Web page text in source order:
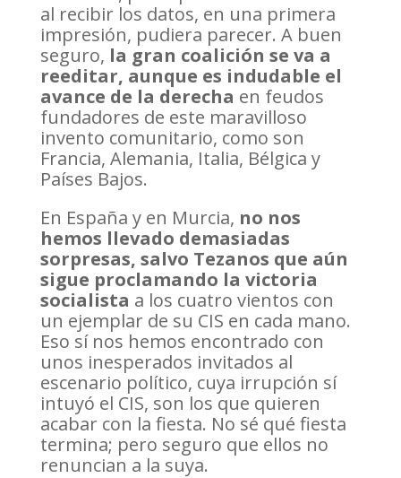
al recibir los datos, en una primera
impresión, pudiera parecer. A buen
seguro, la gran coalición se va a
reeditar, aunque es indudable el
avance de la derecha en feudos
fundadores de este maravilloso
invento comunitario, como son
Francia, Alemania, Italia, Bélgica y
Países Bajos.
En España y en Murcia, no nos
hemos llevado demasiadas
sorpresas, salvo Tezanos que aún
sigue proclamando la victoria
socialista a los cuatro vientos con
un ejemplar de su CIS en cada mano.
Eso sí nos hemos encontrado con
unos inesperados invitados al
escenario político, cuya irrupción sí
intuyó el CIS, son los que quieren
acabar con la fiesta. No sé qué fiesta
termina; pero seguro que ellos no
renuncian a la suya.